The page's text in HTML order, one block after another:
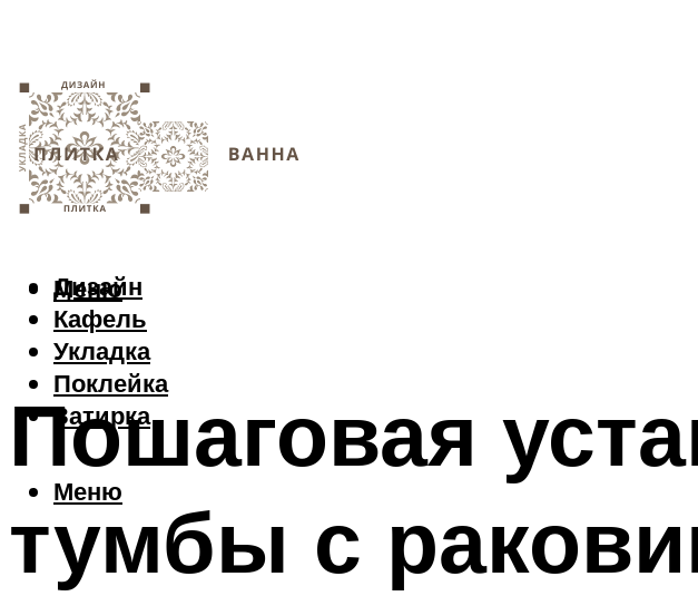
Дизайн
Кафель
Укладка
Поклейка
Затирка
Меню
Меню
Пошаговая
тумбы с